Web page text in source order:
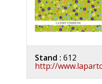
Stand : 612
http://